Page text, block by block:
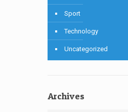
Sport
Technology
Uncategorized
Archives